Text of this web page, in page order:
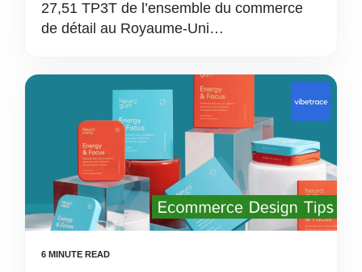
27,51 TP3T de l’ensemble du commerce
de détail au Royaume-Uni…